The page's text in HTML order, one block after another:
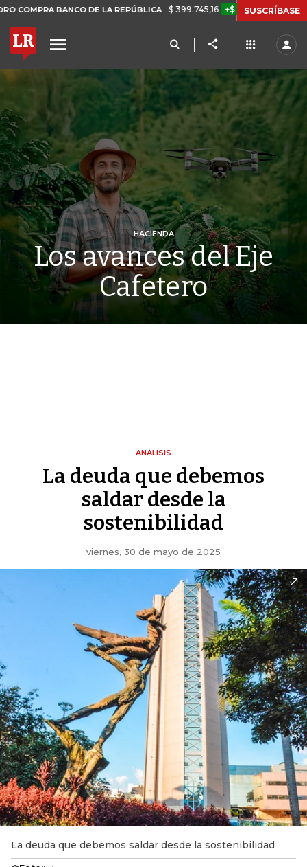
BANCO DE LA REPÚBLICA $ 399.745,16 +$ 2.295,71 +0,58% TASA
SUSCRÍBASE
HACIENDA
Los avances del Eje
Cafetero
ANÁLISIS
La deuda que debemos
saldar desde la
sostenibilidad
viernes, 30 de mayo de 2025
La deuda que debemos saldar desde la sostenibilidad